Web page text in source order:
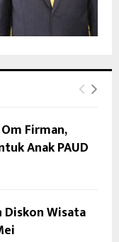
Firman,
Anak PAUD
Diskon Wisata